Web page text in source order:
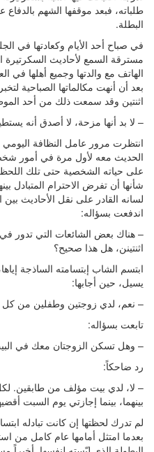
طلباته، فبعد موقفها الشهم
البطلة.
في صباح أحد الأيام وكعادتها في
مسترقة السمع لأحاديث السكرتيرة
الهاتف مع والدتها وجميع أهلها في
بعد أن أنهت مكالماتها الصباحية
اثنتين وقد سمعت ذلك من أحد
– لا بد أنها مزحة، لا أصدق أنه
انتظرت مرور عامل النظافة اليومي
الحديث معه لأول مرة في أمور
على حياته الشخصية حتى تلك
شأنها أن تفرض الاحترام المتبادل
لسانه القادر على نقل الأحاديث
اندفعت بسؤاله:
– هناك بعض الشائعات التي تدور
اثنتينن، هل هذا صحيح؟
ابتسم الشاب إبتسامته الساذجة
يسيل، حين أجابها:
– نعم، لدي زوجتين وطفلين من كل
تابعت بسؤاله:
– وهل تسكن الزوجتان معك في
رد ضاحكاً:
– لا، لدي بيت مؤلف من طابقين.
بينهما، بينما إجازتي يوم السبت
لم تدرك لحظتها إن كانت تبادله
بعدما امتثل أمامها عام كامل من